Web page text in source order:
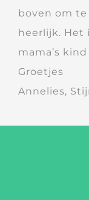
boven om
heerlijk. Het
mama’s kind
Groetjes
Annelies,